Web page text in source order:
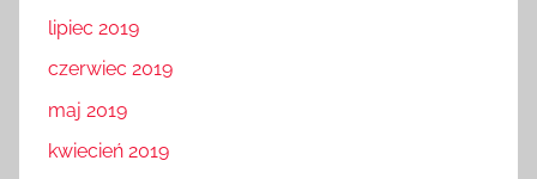
lipiec 2019
czerwiec 2019
maj 2019
kwiecień 2019